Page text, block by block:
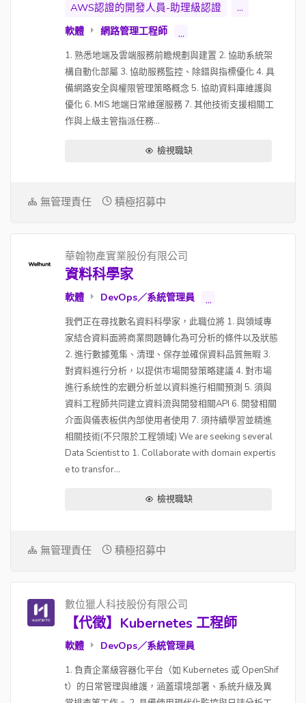
AWS認證的開發人員-助理級認證
...
軟體 網路管理工程師 ...
1. 熟悉地端及雲端服務前瞻規劃與建置 2. 協助系統架
構自動化部屬 3. 協助服務監控、除錯與指標優化 4. 具
備網路安全與權限管理策略概念 5. 協助資料庫維護與
優化 6. MIS 地端日常維運服務 7. 其他技術支援相關工
作與上級主管指派任務...
檢視職缺
無管理責任 積極招募中
華翰物產實業股份有限公司
資料科學家
軟體 DevOps／系統管理員 ...
我們正在尋找數名資料科學家，此職位將 1. 與領域專
家結合資料面將商業問題轉化為可分析的條件以及狀態
2. 進行數據蒐集、清理、保存並確保資料品質無暇 3.
對資料進行分析，以提供市場開發策略建議 4. 對市場
進行系統性的宏觀分析並以資料進行相關預測 5. 須與
資料工程師共同建立資料流與開發相關API 6. 開發相關
介面與儀表板供內部使用者使用 7. 須持續學習並精進
相關技術(不只限於工程領域) We are seeking several
Data Scientist to 1. Collaborate with domain expertis
e to transfor...
檢視職缺
無管理責任 積極招募中
數位獵人科技股份有限公司
【代徵】Kubernetes 工程師
軟體 DevOps／系統管理員
1. 負責企業級容器化平台（如 Kubernetes 或 OpenShif
t）的日常管理與維護，涵蓋環境部署、系統升級及異